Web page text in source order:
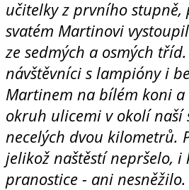
učitelky z prvního stupně,
svatém Martinovi
ze sedmých a osmých
návštěvníci s lampióny i
Martinem na bílém koni a
okruh ulicemi v okolí naší
necelých dvou kilometrů.
jelikož naštěstí nepršelo, i
pranostice - ani